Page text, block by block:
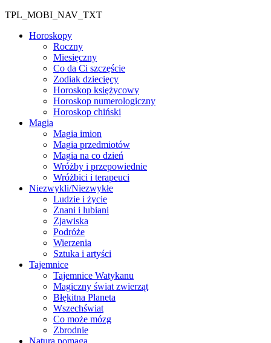
TPL_MOBI_NAV_TXT
Horoskopy
Roczny
Miesięczny
Co da Ci szczęście
Zodiak dziecięcy
Horoskop księżycowy
Horoskop numerologiczny
Horoskop chiński
Magia
Magia imion
Magia przedmiotów
Magia na co dzień
Wróżby i przepowiednie
Wróżbici i terapeuci
Niezwykli/Niezwykłe
Ludzie i życie
Znani i lubiani
Zjawiska
Podróże
Wierzenia
Sztuka i artyści
Tajemnice
Tajemnice Watykanu
Magiczny świat zwierząt
Błękitna Planeta
Wszechświat
Co może mózg
Zbrodnie
Natura pomaga